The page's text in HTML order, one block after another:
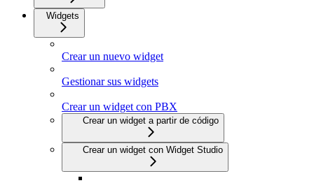
Widgets
Crear un nuevo widget
Gestionar sus widgets
Crear un widget con PBX
Crear un widget a partir de código
Crear un widget con Widget Studio